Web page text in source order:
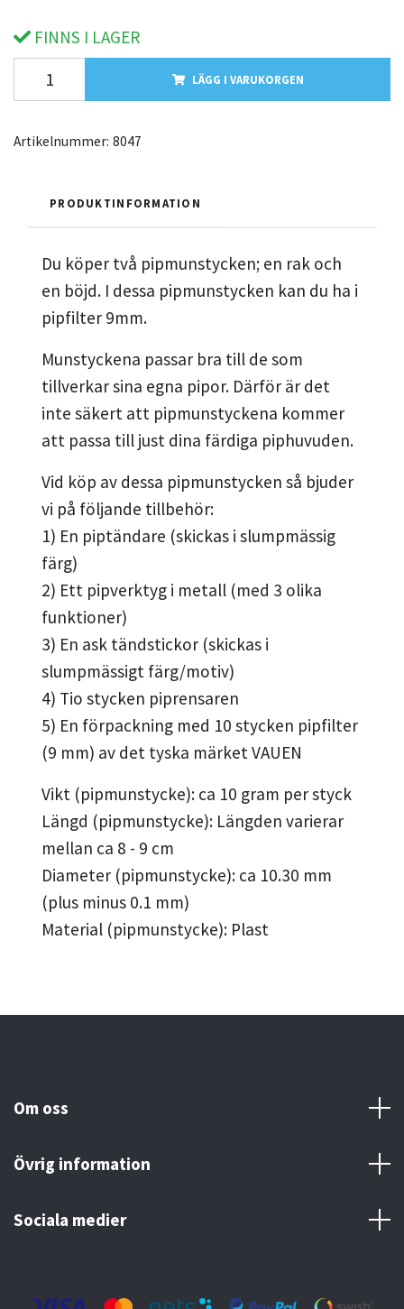
FINNS I LAGER
LÄGG I VARUKORGEN
Artikelnummer: 8047
PRODUKTINFORMATION
Du köper två pipmunstycken; en rak och
en böjd. I dessa pipmunstycken kan du ha i
pipfilter 9mm.
Munstyckena passar bra till de som
tillverkar sina egna pipor. Därför är det
inte säkert att pipmunstyckena kommer
att passa till just dina färdiga piphuvuden.
Vid köp av dessa pipmunstycken så bjuder
vi på följande tillbehör:
1) En piptändare (skickas i slumpmässig
färg)
2) Ett pipverktyg i metall (med 3 olika
funktioner)
3) En ask tändstickor (skickas i
slumpmässigt färg/motiv)
4) Tio stycken piprensaren
5) En förpackning med 10 stycken pipfilter
(9 mm) av det tyska märket VAUEN
Vikt (pipmunstycke): ca 10 gram per styck
Längd (pipmunstycke): Längden varierar
mellan ca 8 - 9 cm
Diameter (pipmunstycke): ca 10.30 mm
(plus minus 0.1 mm)
Material (pipmunstycke): Plast
Om oss
Övrig information
Sociala medier